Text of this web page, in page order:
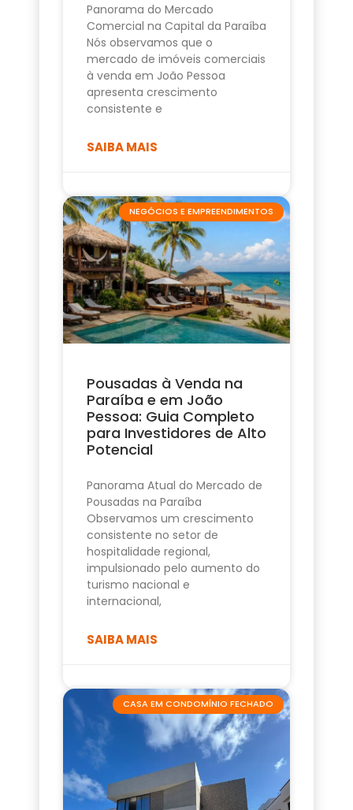
Panorama do Mercado
Comercial na Capital da Paraíba
Nós observamos que o
mercado de imóveis comerciais
à venda em João Pessoa
apresenta crescimento
consistente e
SAIBA MAIS
NEGÓCIOS E EMPREENDIMENTOS
Pousadas à Venda na
Paraíba e em João
Pessoa: Guia Completo
para Investidores de Alto
Potencial
Panorama Atual do Mercado de
Pousadas na Paraíba
Observamos um crescimento
consistente no setor de
hospitalidade regional,
impulsionado pelo aumento do
turismo nacional e
internacional,
SAIBA MAIS
CASA EM CONDOMÍNIO FECHADO